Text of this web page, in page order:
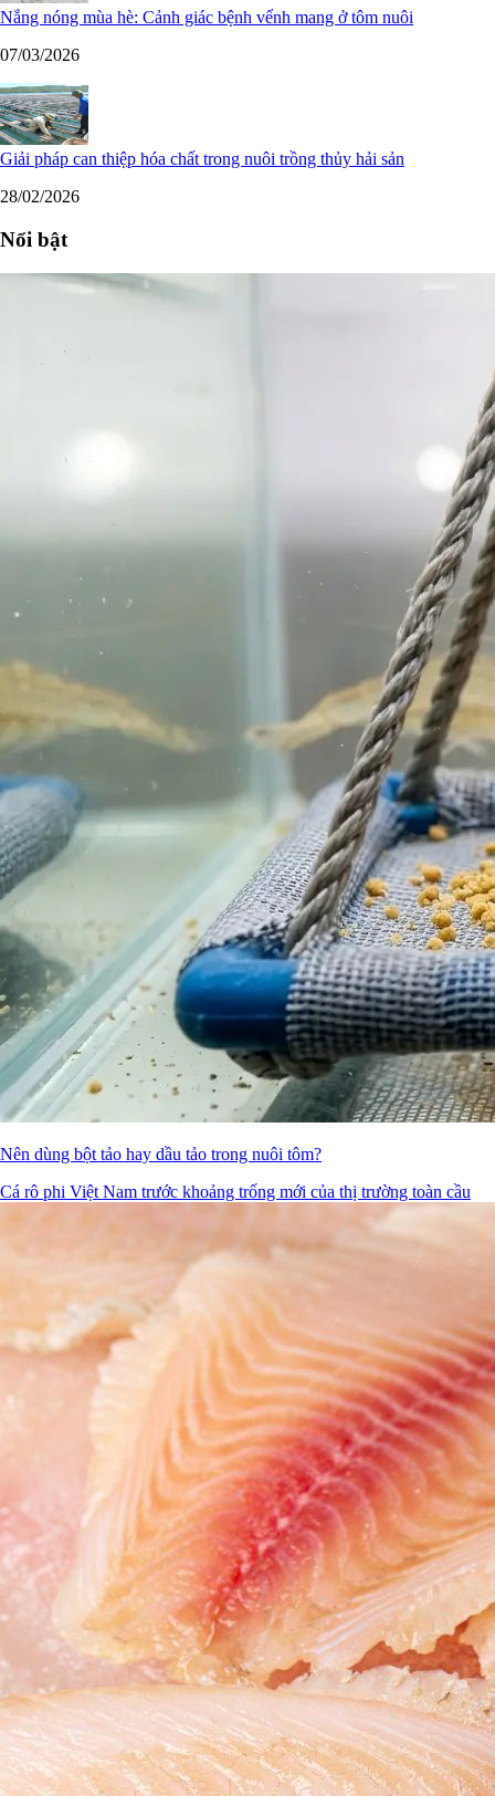
Nắng nóng mùa hè: Cảnh giác bệnh vểnh mang ở tôm nuôi
07/03/2026
Giải pháp can thiệp hóa chất trong nuôi trồng thủy hải sản
28/02/2026
Nổi bật
Nên dùng bột tảo hay dầu tảo trong nuôi tôm?
Cá rô phi Việt Nam trước khoảng trống mới của thị trường toàn cầu